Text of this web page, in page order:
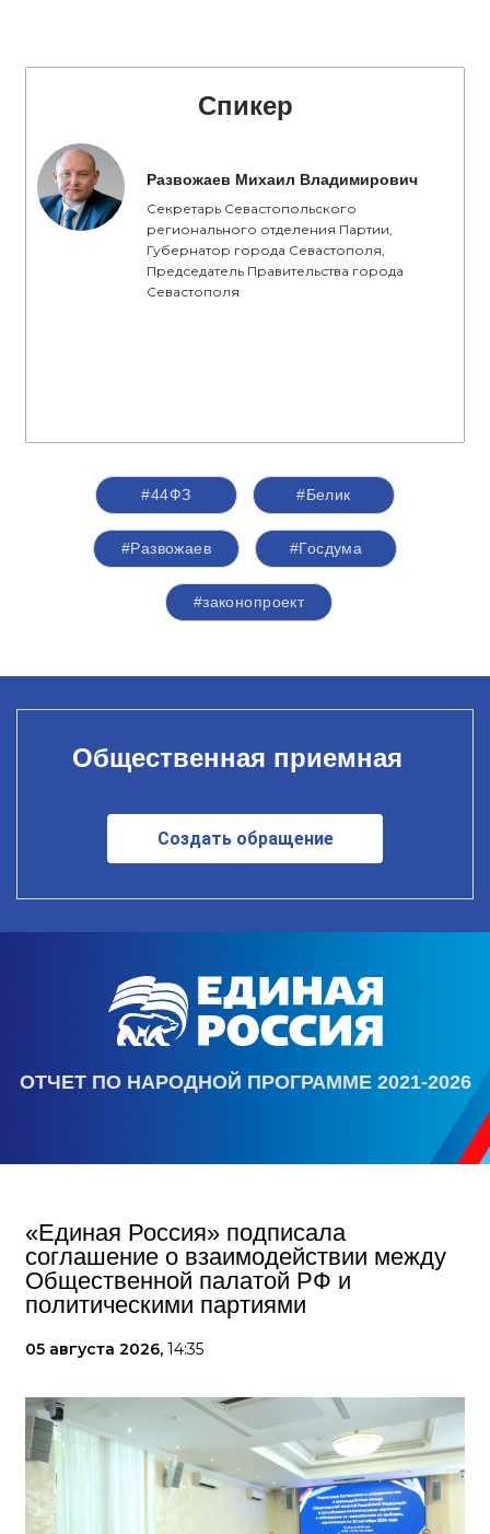
Спикер
Развожаев Михаил Владимирович
Секретарь Севастопольского
регионального отделения Партии,
Губернатор города Севастополя,
Председатель Правительства города
Севастополя
#44ФЗ #Белик
#Развожаев #Госдума
#законопроект
Общественная приемная
Создать обращение
ОТЧЕТ ПО НАРОДНОЙ ПРОГРАММЕ 2021-2026
«Единая Россия» подписала
соглашение о взаимодействии между
Общественной палатой РФ и
политическими партиями
05 августа 2026, 14:35